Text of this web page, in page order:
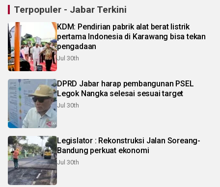
Terpopuler - Jabar Terkini
KDM: Pendirian pabrik alat berat listrik
pertama Indonesia di Karawang bisa tekan
pengadaan
Jul 30th
DPRD Jabar harap pembangunan PSEL
Legok Nangka selesai sesuai target
Jul 30th
Legislator : Rekonstruksi Jalan Soreang-
Bandung perkuat ekonomi
Jul 30th